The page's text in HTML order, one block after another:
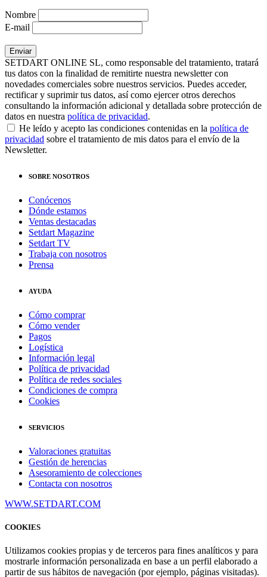
Nombre
E-mail
SETDART ONLINE SL, como responsable del tratamiento, tratará
tus datos con la finalidad de remitirte nuestra newsletter con
novedades comerciales sobre nuestros servicios. Puedes acceder,
rectificar y suprimir tus datos, así como ejercer otros derechos
consultando la información adicional y detallada sobre protección de
datos en nuestra política de privacidad.
He leído y acepto las condiciones contenidas en la política de
privacidad sobre el tratamiento de mis datos para el envío de la
Newsletter.
SOBRE NOSOTROS
Conócenos
Dónde estamos
Ventas destacadas
Setdart Magazine
Setdart TV
Trabaja con nosotros
Prensa
AYUDA
Cómo comprar
Cómo vender
Pagos
Logística
Información legal
Política de privacidad
Política de redes sociales
Condiciones de compra
Cookies
SERVICIOS
Valoraciones gratuitas
Gestión de herencias
Asesoramiento de colecciones
Contacta con nosotros
WWW.SETDART.COM
COOKIES
Utilizamos cookies propias y de terceros para fines analíticos y para
mostrarle información personalizada en base a un perfil elaborado a
partir de sus hábitos de navegación (por ejemplo, páginas visitadas).